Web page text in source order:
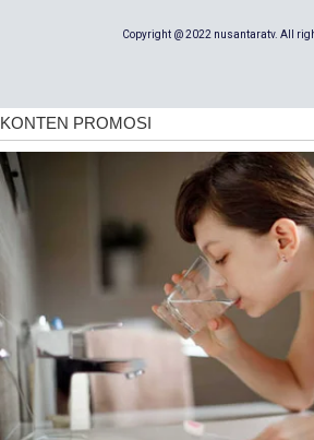
Copyright @ 2022 nusantaratv. All